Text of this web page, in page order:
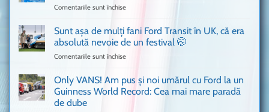
văzut
Comentariile sunt închise
a
în
mașină
Ferrari
Sunt așa de mulți fani Ford Transit în UK, că era
absolută nevoie de un festival 🤭
Comentariile sunt închise
așa
mulți
Only VANS! Am pus și noi umărul cu Ford la un
Guinness World Record: Cea mai mare paradă
de dube